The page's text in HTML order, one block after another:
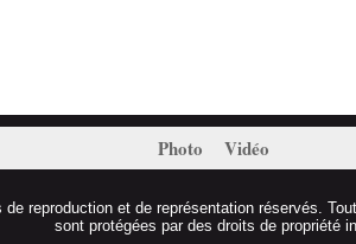
Photo Vidéo
reproduction et de représentation réservés.
sont protégées par des droits de propriété